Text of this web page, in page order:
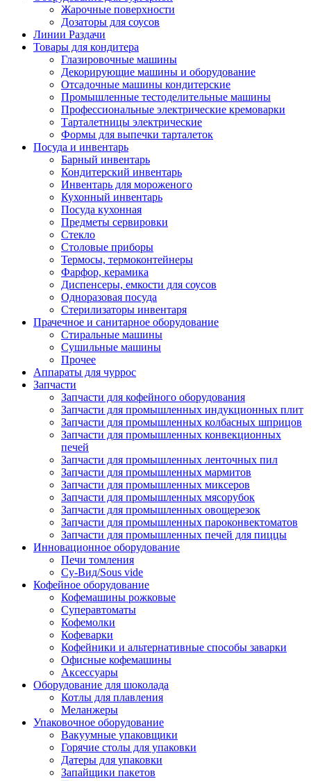
Жарочные поверхности
Дозаторы для соусов
Линии Раздачи
Товары для кондитера
Глазировочные машины
Декорирующие машины и оборудование
Отсадочные машины кондитерские
Промышленные тестоделительные машины
Профессиональные электрические кремоварки
Тарталетницы электрические
Формы для выпечки тарталеток
Посуда и инвентарь
Барный инвентарь
Кондитерский инвентарь
Инвентарь для мороженого
Кухонный инвентарь
Посуда кухонная
Предметы сервировки
Стекло
Столовые приборы
Термосы, термоконтейнеры
Фарфор, керамика
Диспенсеры, емкости для соусов
Одноразовая посуда
Стерилизаторы инвентаря
Прачечное и санитарное оборудование
Стиральные машины
Сушильные машины
Прочее
Аппараты для чуррос
Запчасти
Запчасти для кофейного оборудования
Запчасти для промышленных индукционных плит
Запчасти для промышленных колбасных шприцов
Запчасти для промышленных конвекционных
печей
Запчасти для промышленных ленточных пил
Запчасти для промышленных мармитов
Запчасти для промышленных миксеров
Запчасти для промышленных мясорубок
Запчасти для промышленных овощерезок
Запчасти для промышленных пароконвектоматов
Запчасти для промышленных печей для пиццы
Инновационное оборудование
Печи томления
Су-Вид/Sous vide
Кофейное оборудование
Кофемашины рожковые
Суперавтоматы
Кофемолки
Кофеварки
Кофейники и альтернативные способы заварки
Офисные кофемашины
Аксессуары
Оборудование для шоколада
Котлы для плавления
Меланжеры
Упаковочное оборудование
Вакуумные упаковщики
Горячие столы для упаковки
Датеры для упаковки
Запайщики пакетов